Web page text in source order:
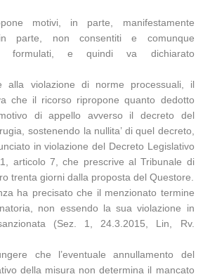
motivi, in parte, manifestamente
parte, non consentiti e comunque
formulati, e quindi va dichiarato
alla violazione di norme processuali, il
che il ricorso ripropone quanto dedotto
di appello avverso il decreto del
sostenendo la nullita’ di quel decreto,
in violazione del Decreto Legislativo
articolo 7, che prescrive al Tribunale di
trenta giorni dalla proposta del Questore.
ha precisato che il menzionato termine
non essendo la sua violazione in
(Sez. 1, 24.3.2015, Lin, Rv.
che l’eventuale annullamento del
della misura non determina il mancato